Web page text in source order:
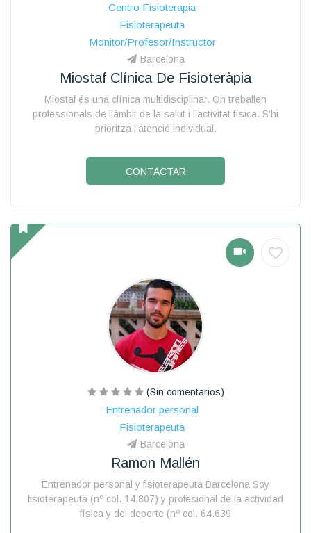
Centro Fisioterapia
Fisioterapeuta
Monitor/Profesor/Instructor
Barcelona
Miostaf Clínica De Fisioteràpia
Miostaf és una clínica multidisciplinar. On treballen
professionals de l’àmbit de la salut i l’activitat física. S’hi
prioritza l’atenció individual.
CONTACTAR
(Sin comentarios)
Entrenador personal
Fisioterapeuta
Barcelona
Ramon Mallén
Entrenador personal y fisioterapeuta Barcelona Soy
fisioterapeuta (nº col. 14.807) y profesional de la actividad
física y del deporte (nº col. 64.639